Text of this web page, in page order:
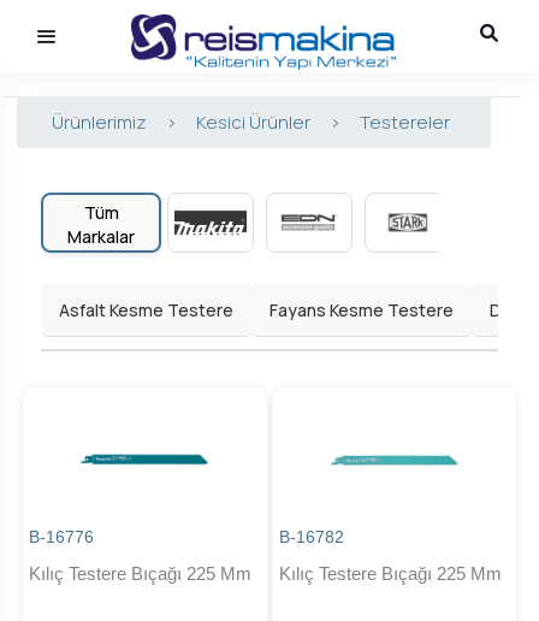
Ürünlerimiz > Kesici Ürünler > Testereler
Tüm
Markalar
Asfalt Kesme Testere Fayans Kesme Testere
B-16776
Kılıç Testere Bıçağı 225 Mm
B-16782
Kılıç Testere Bıçağı 225 Mm